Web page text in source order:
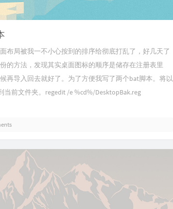
布局被我一不小心按到的排序给彻底打乱了，好几天了
的方法，发现其实桌面图标的顺序是储存在注册表里
再导入回去就好了。为了方便我写了两个bat脚本。将以
前文件夹。regedit /e %cd%/DesktopBak.reg